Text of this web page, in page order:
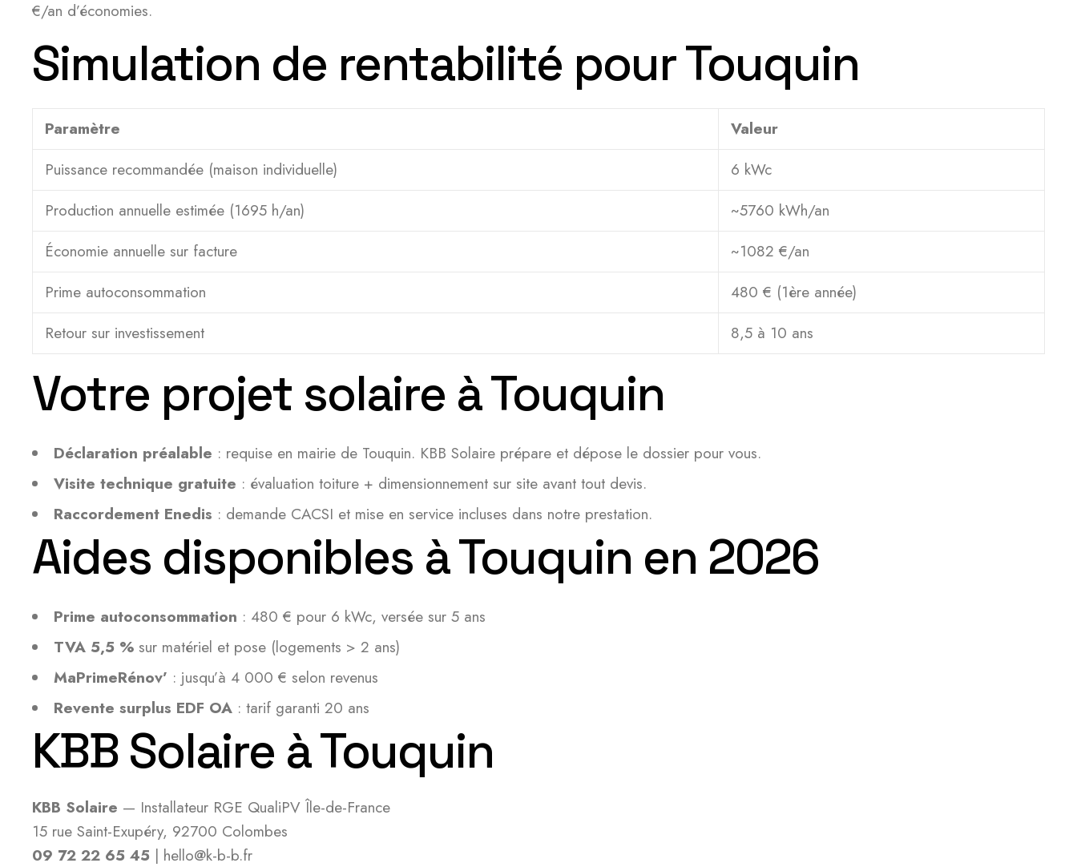
€/an d’économies.
Simulation de rentabilité pour Touquin
Paramètre
Valeur
Puissance recommandée (maison individuelle)
6 kWc
Production annuelle estimée (1695 h/an)
~5760 kWh/an
Économie annuelle sur facture
~1082 €/an
Prime autoconsommation
480 € (1ère année)
Retour sur investissement
8,5 à 10 ans
Votre projet solaire à Touquin
Déclaration préalable : requise en mairie de Touquin. KBB Solaire prépare et dépose le dossier pour vous.
Visite technique gratuite : évaluation toiture + dimensionnement sur site avant tout devis.
Raccordement Enedis : demande CACSI et mise en service incluses dans notre prestation.
Aides disponibles à Touquin en 2026
Prime autoconsommation : 480 € pour 6 kWc, versée sur 5 ans
TVA 5,5 % sur matériel et pose (logements > 2 ans)
MaPrimeRénov’ : jusqu’à 4 000 € selon revenus
Revente surplus EDF OA : tarif garanti 20 ans
KBB Solaire à Touquin
KBB Solaire — Installateur RGE QualiPV Île-de-France
15 rue Saint-Exupéry, 92700 Colombes
09 72 22 65 45 | hello@k-b-b.fr